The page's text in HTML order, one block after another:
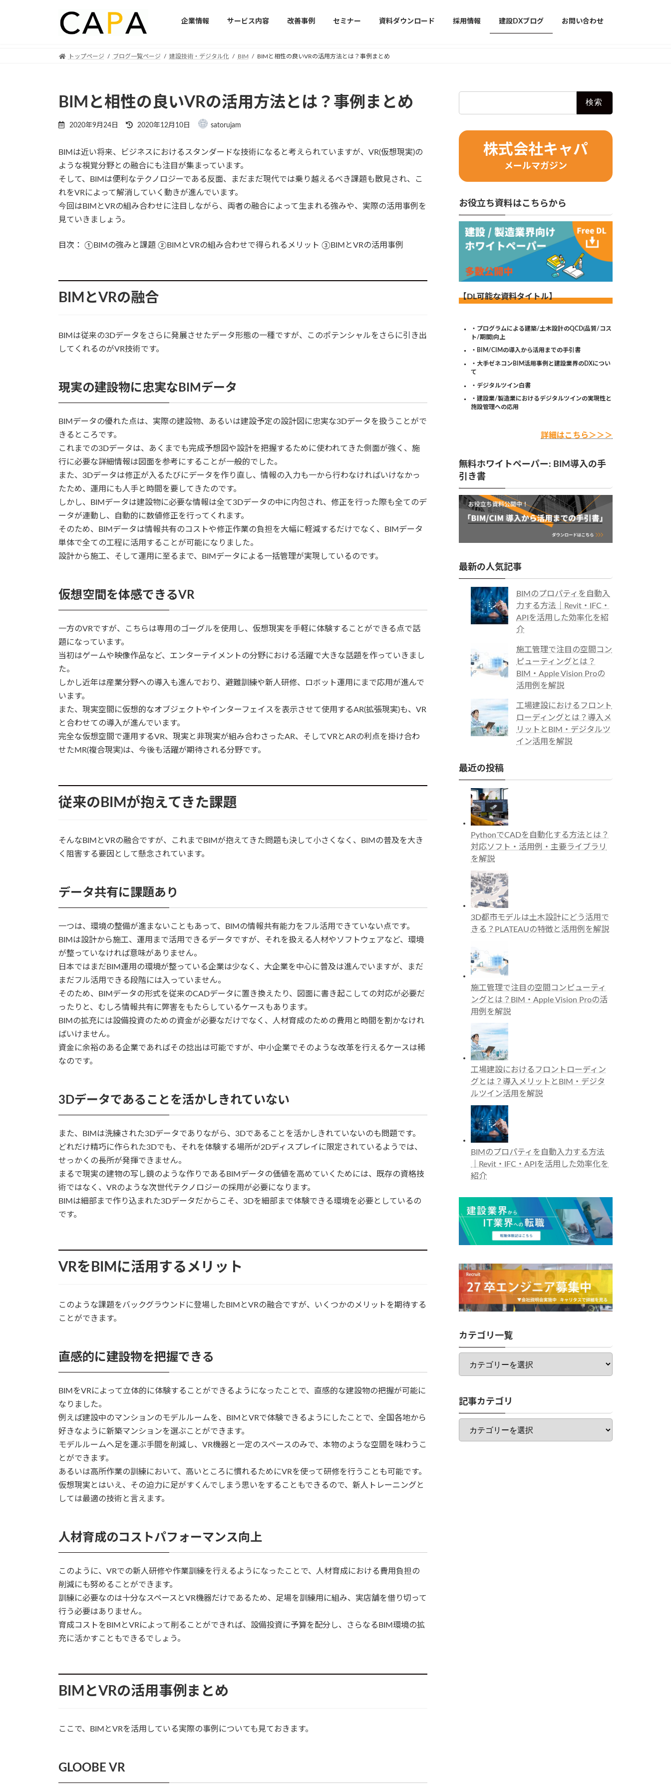
企業情報 サービス内容 改善事例 セミナー 資料ダウンロード 採用情報 建設DXブログ お問い合わせ
トップページ ブログ一覧ページ 建設技術・デジタル化 BIM BIMと相性の良いVRの活用方法とは？事例まとめ
BIMと相性の良いVRの活用方法とは？事例まとめ
2020年9月24日
Last
updated
2020年12月10日 satorujam
BIMは近い将来、ビジネスにおけるスタンダードな技術になると考えられていますが、VR(仮想現実)の
ような視覚分野との融合にも注目が集まっています。
そして、BIMは便利なテクノロジーである反面、まだまだ現代では乗り越えるべき課題も散見され、こ
れをVRによって解消していく動きが進んでいます。
今回はBIMとVRの組み合わせに注目しながら、両者の融合によって生まれる強みや、実際の活用事例を
見ていきましょう。
目次： ①BIMの強みと課題 ②BIMとVRの組み合わせで得られるメリット ③BIMとVRの活用事例
BIMとVRの融合
BIMは従来の3Dデータをさらに発展させたデータ形態の一種ですが、このポテンシャルをさらに引き出
してくれるのがVR技術です。
現実の建設物に忠実なBIMデータ
BIMデータの優れた点は、実際の建設物、あるいは建設予定の設計図に忠実な3Dデータを扱うことがで
きるところです。
これまでの3Dデータは、あくまでも完成予想図や設計を把握するために使われてきた側面が強く、施
行に必要な詳細情報は図面を参考にすることが一般的でした。
また、3Dデータは修正が入るたびにデータを作り直し、情報の入力も一から行わなければいけなかっ
たため、運用にも人手と時間を要してきたのです。
しかし、BIMデータは建設物に必要な情報は全て3Dデータの中に内包され、修正を行った際も全てのデ
ータが連動し、自動的に数値修正を行ってくれます。
そのため、BIMデータは情報共有のコストや修正作業の負担を大幅に軽減するだけでなく、BIMデータ
単体で全ての工程に活用することが可能になりました。
設計から施工、そして運用に至るまで、BIMデータによる一括管理が実現しているのです。
仮想空間を体感できるVR
一方のVRですが、こちらは専用のゴーグルを使用し、仮想現実を手軽に体験することができる点で話
題になっています。
当初はゲームや映像作品など、エンターテイメントの分野における活躍で大きな話題を作っていきまし
た。
しかし近年は産業分野への導入も進んでおり、避難訓練や新人研修、ロボット運用にまで応用が進んで
います。
また、現実空間に仮想的なオブジェクトやインターフェイスを表示させて使用するAR(拡張現実)も、VR
と合わせての導入が進んでいます。
完全な仮想空間で運用するVR、現実と非現実が組み合わさったAR、そしてVRとARの利点を掛け合わ
せたMR(複合現実)は、今後も活躍が期待される分野です。
従来のBIMが抱えてきた課題
そんなBIMとVRの融合ですが、これまでBIMが抱えてきた問題も決して小さくなく、BIMの普及を大き
く阻害する要因として懸念されています。
データ共有に課題あり
一つは、環境の整備が進まないこともあって、BIMの情報共有能力をフル活用できていない点です。
BIMは設計から施工、運用まで活用できるデータですが、それを扱える人材やソフトウェアなど、環境
が整っていなければ意味がありません。
日本ではまだBIM運用の環境が整っている企業は少なく、大企業を中心に普及は進んでいますが、まだ
まだフル活用できる段階には入っていません。
そのため、BIMデータの形式を従来のCADデータに置き換えたり、図面に書き起こしての対応が必要だ
ったりと、むしろ情報共有に弊害をもたらしているケースもあります。
BIMの拡充には設備投資のための資金が必要なだけでなく、人材育成のための費用と時間を割かなけれ
ばいけません。
資金に余裕のある企業であればその捻出は可能ですが、中小企業でそのような改革を行えるケースは稀
なのです。
3Dデータであることを活かしきれていない
また、BIMは洗練された3Dデータでありながら、3Dであることを活かしきれていないのも問題です。
どれだけ精巧に作られた3Dでも、それを体験する場所が2Dディスプレイに限定されているようでは、
せっかくの長所が発揮できません。
まるで現実の建物の写し鏡のような作りであるBIMデータの価値を高めていくためには、既存の資格技
術ではなく、VRのような次世代テクノロジーの採用が必要になります。
BIMは細部まで作り込まれた3Dデータだからこそ、3Dを細部まで体験できる環境を必要としているの
です。
VRをBIMに活用するメリット
このような課題をバックグラウンドに登場したBIMとVRの融合ですが、いくつかのメリットを期待する
ことができます。
直感的に建設物を把握できる
BIMをVRによって立体的に体験することができるようになったことで、直感的な建設物の把握が可能に
なりました。
例えば建設中のマンションのモデルルームを、BIMとVRで体験できるようにしたことで、全国各地から
好きなように新築マンションを選ぶことができます。
モデルルームへ足を運ぶ手間を削減し、VR機器と一定のスペースのみで、本物のような空間を味わうこ
とができます。
あるいは高所作業の訓練において、高いところに慣れるためにVRを使って研修を行うことも可能です。
仮想現実とはいえ、その迫力に足がすくんでしまう思いをすることもできるので、新人トレーニングと
しては最適の技術と言えます。
人材育成のコストパフォーマンス向上
このように、VRでの新人研修や作業訓練を行えるようになったことで、人材育成における費用負担の
削減にも努めることができます。
訓練に必要なのは十分なスペースとVR機器だけであるため、足場を訓練用に組み、実店舗を借り切って
行う必要はありません。
育成コストをBIMとVRによって削ることができれば、設備投資に予算を配分し、さらなるBIM環境の拡
充に活かすこともできるでしょう。
BIMとVRの活用事例まとめ
ここで、BIMとVRを活用している実際の事例についても見ておきます。
GLOOBE VR
株式会社キャパ
メールマガジン
お役立ち資料はこちらから
【DL可能な資料タイトル】
・プログラムによる建築/土木設計のQCD(品質/コス
ト/期間)向上
・BIM/CIMの導入から活用までの手引書
・大手ゼネコンBIM活用事例と建設業界のDXについ
て
・デジタルツイン白書
・建設業/製造業におけるデジタルツインの実現性と
施設管理への応用
詳細はこちら＞＞＞
無料ホワイトペーパー: BIM導入の手
引き書
最新の人気記事
BIMのプロパティを自動入
力する方法｜Revit・IFC・
APIを活用した効率化を紹
介
施工管理で注目の空間コン
ピューティングとは？
BIM・Apple Vision Proの
活用例を解説
工場建設におけるフロント
ローディングとは？導入メ
リットとBIM・デジタルツ
イン活用を解説
最近の投稿
PythonでCADを自動化する方法とは？
対応ソフト・活用例・主要ライブラリ
を解説
3D都市モデルは土木設計にどう活用で
きる？PLATEAUの特徴と活用例を解説
施工管理で注目の空間コンピューティ
ングとは？BIM・Apple Vision Proの活
用例を解説
工場建設におけるフロントローディン
グとは？導入メリットとBIM・デジタ
ルツイン活用を解説
BIMのプロパティを自動入力する方法
｜Revit・IFC・APIを活用した効率化を
紹介
カテゴリ一覧
カ
ゴ
一
覧
記事カテゴリ
記
カ